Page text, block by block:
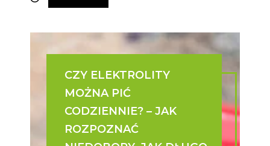
CZY ELEKTROLITY
MOŻNA PIĆ
CODZIENNIE? – JAK
ROZPOZNAĆ